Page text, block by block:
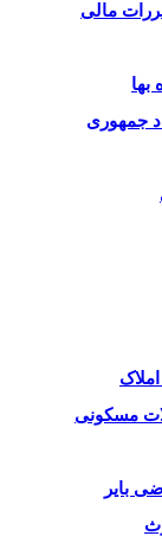
مالی
بها
جمهوری
مسکونی
بایر